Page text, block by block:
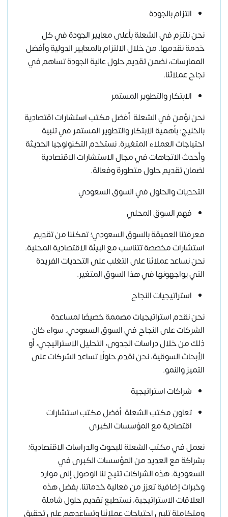
التزام بالجودة
نحن نلتزم في الشعلة بأعلى معايير الجودة في كل
خدمة نقدمها. من خلال الالتزام بالمعايير الدولية وأفضل
الممارسات، نضمن تقديم حلول عالية الجودة تساهم في
نجاح عملائنا.
الابتكار والتطوير المستمر
نحن نؤمن في الشعلة أفضل مكتب استشارات اقتصادية
بالخليج؛ بأهمية الابتكار والتطوير المستمر في تلبية
احتياجات العملاء المتغيرة. نستخدم التكنولوجيا الحديثة
وأحدث الاتجاهات في مجال الاستشارات الاقتصادية
لضمان تقديم حلول متطورة وفعالة.
التحديات والحلول في السوق السعودي
فهم السوق المحلي
معرفتنا العميقة بالسوق السعودي؛ تمكننا من تقديم
استشارات مخصصة تتناسب مع البيئة الاقتصادية المحلية.
نحن نساعد عملائنا على التغلب على التحديات الفريدة
التي يواجهونها في هذا السوق المتغير.
استراتيجيات النجاح
نحن نقدم استراتيجيات مصممة خصيصًا لمساعدة
الشركات على النجاح في السوق السعودي. سواء كان
ذلك من خلال دراسات الجدوى، التحليل الاستراتيجي، أو
الأبحاث السوقية، نحن نقدم حلولًا تساعد الشركات على
التميز والنمو.
شراكات استراتيجية
تعاون مكتب الشعلة أفضل مكتب استشارات
اقتصادية مع المؤسسات الكبرى
نعمل في مكتب الشعلة للبحوث والدراسات الاقتصادية؛
بشراكة مع العديد من المؤسسات الكبرى في
السعودية. هذه الشراكات تتيح لنا الوصول إلى موارد
وخبرات إضافية تعزز من فعالية خدماتنا. بفضل هذه
العلاقات الاستراتيجية، نستطيع تقديم حلول شاملة
ومتكاملة تلبي احتياجات عملائنا وتساعدهم على تحقيق